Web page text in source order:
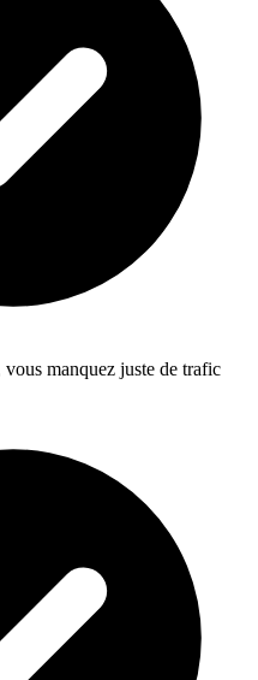
manquez juste de trafic